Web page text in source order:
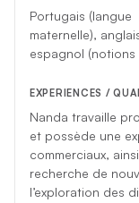
Portugais (langue
maternelle),
espagnol (notions
EXPERIENCES /
Nanda travaille
et possède une
commerciaux,
recherche de
l’exploration des